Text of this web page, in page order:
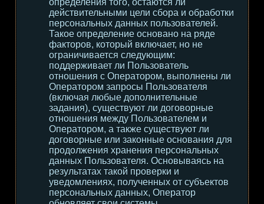
определения того, остаются ли
действительными цели сбора и обработки
персональных данных пользователей.
Такое определение основано на ряде
факторов, который включает, но не
ограничивается следующим:
поддерживает ли Пользователь
отношения с Оператором, выполнены ли
Оператором запросы Пользователя
(включая любые дополнительные
задания), существуют ли договорные
отношения между Пользователем и
Оператором, а также существуют ли
договорные или законные основания для
продолжения хранения персональных
данных Пользователя. Основываясь на
результатах такой проверки и
уведомлениях, полученных от субъектов
персональных данных, Оператор